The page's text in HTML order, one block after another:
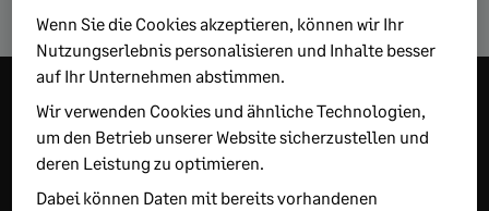
Mehr Wissen und
Inspiration
Wenn Sie die Cookies akzeptieren, können wir Ihr
Nutzungserlebnis personalisieren und Inhalte besser
auf Ihr Unternehmen abstimmen.
Wir verwenden Cookies und ähnliche Technologien,
um den Betrieb unserer Website sicherzustellen und
deren Leistung zu optimieren.
Dabei können Daten mit bereits vorhandenen